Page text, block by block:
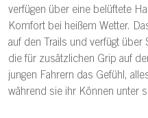
verfügen über eine belüftete
Komfort bei heißem Wetter.
auf den Trails und verfügt über
die für zusätzlichen Grip auf
jungen Fahrern das Gefühl,
während sie ihr Können unter